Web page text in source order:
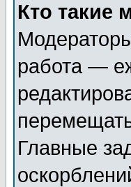
Кто такие
работа —
Главные